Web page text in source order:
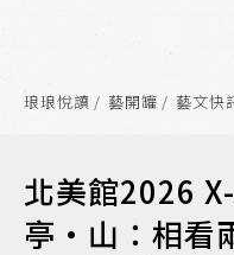
琅琅悅讀 藝開罐 藝文快
北美館2026
亭・山：相看